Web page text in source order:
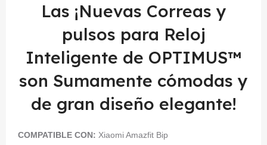
Las ¡Nuevas Correas y
pulsos para Reloj
Inteligente de OPTIMUS™
son Sumamente cómodas y
de gran diseño elegante!
COMPATIBLE CON: Xiaomi Amazfit Bip